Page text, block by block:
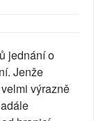
jednání o
Jenže
výrazně